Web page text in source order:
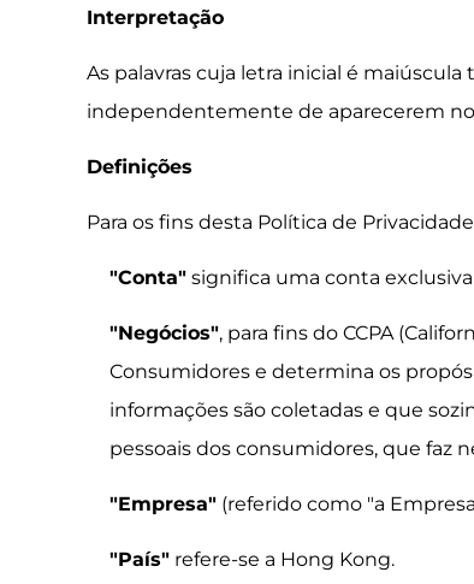
Interpretação
As palavras cuja letra inicial é
independentemente de aparecerem
Definições
Para os fins desta Política de
"Conta" significa uma conta exclusiva
"Negócios", para fins do CCPA
Consumidores e determina os
informações são coletadas e que
pessoais dos consumidores, que faz
"Empresa" (referido como "a
"País" refere-se a Hong Kong.